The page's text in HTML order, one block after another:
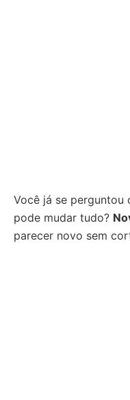
Você já se perguntou
pode mudar tudo?
parecer novo sem